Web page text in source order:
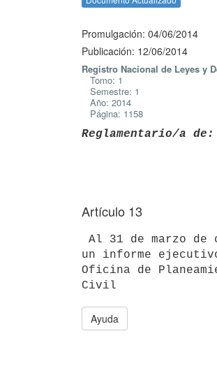
Promulgación: 04/06/2014
Publicación: 12/06/2014
Registro Nacional de Leyes y
Tomo: 1
Semestre: 1
Año: 2014
Página: 1158
Reglamentario/a de:
Artículo 13
un informe
Oficina de
Ayuda